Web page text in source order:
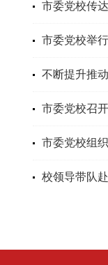
市委党校传
市委党校举
不断提升推
市委党校召
市委党校组
校领导带队